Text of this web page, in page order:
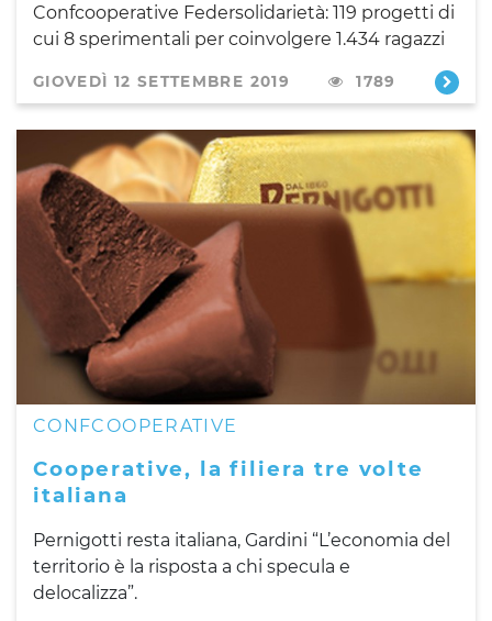
Confcooperative Federsolidarietà: 119 progetti di
cui 8 sperimentali per coinvolgere 1.434 ragazzi
GIOVEDÌ 12 SETTEMBRE 2019 1789
CONFCOOPERATIVE
Cooperative, la filiera tre volte
italiana
Pernigotti resta italiana, Gardini “L’economia del
territorio è la risposta a chi specula e
delocalizza”.